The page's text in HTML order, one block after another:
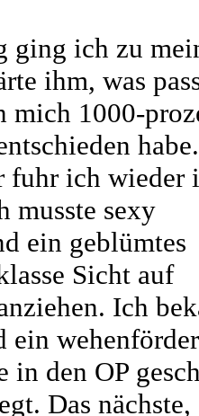
ging ich zu
ihm, was
mich 1000-
habe.
fuhr ich wieder
musste sexy
ein geblümtes
Sicht auf
Ich
ein
den OP
Das nächste,